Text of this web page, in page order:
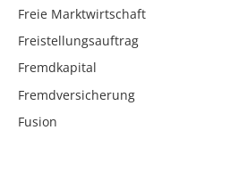
Freie Marktwirtschaft
Freistellungsauftrag
Fremdkapital
Fremdversicherung
Fusion